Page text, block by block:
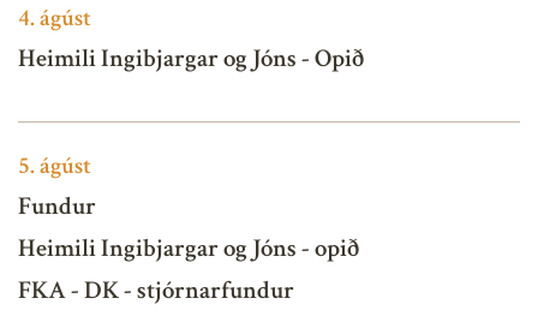
4.ágúst
Heimili Ingibjargar og Jóns - Opið
5.ágúst
Fundur
Heimili Ingibjargar og Jóns - opið
FKA - DK - stjórnarfundur